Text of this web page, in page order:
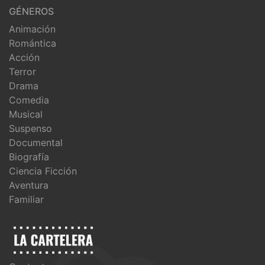
GÉNEROS
Animación
Romántica
Acción
Terror
Drama
Comedia
Musical
Suspenso
Documental
Biografía
Ciencia Ficción
Aventura
Familiar